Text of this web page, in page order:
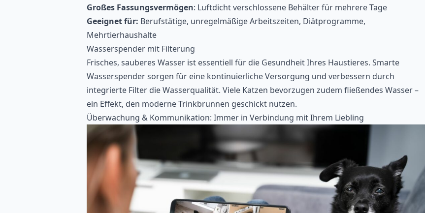
Großes Fassungsvermögen: Luftdicht verschlossene Behälter für mehrere Tage
Geeignet für: Berufstätige, unregelmäßige Arbeitszeiten, Diätprogramme,
Mehrtierhaushalte
Wasserspender mit Filterung
Frisches, sauberes Wasser ist essentiell für die Gesundheit Ihres Haustieres. Smarte
Wasserspender sorgen für eine kontinuierliche Versorgung und verbessern durch
integrierte Filter die Wasserqualität. Viele Katzen bevorzugen zudem fließendes Wasser –
ein Effekt, den moderne Trinkbrunnen geschickt nutzen.
Überwachung & Kommunikation: Immer in Verbindung mit Ihrem Liebling